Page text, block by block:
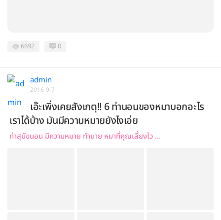
6692 0
admin
2016-9-7
เอ๊ะเพิ่งเคยสังเกตุ!! 6 ท่านอนของหมาบอกอะไร
เราได้บ้าง มันมีความหมายยังไงเอ่ย
ท่าสุนัขนอน มีความหมาย ทำนาย หมาที่คุณเลี้ยงไว ...